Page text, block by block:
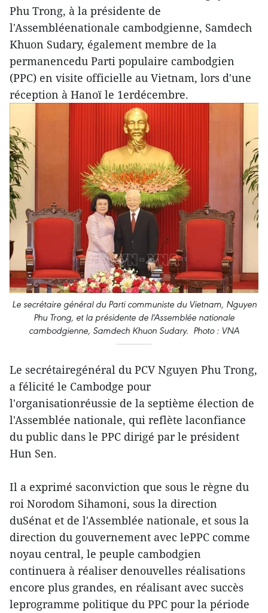
Phu Trong, à la présidente de
l'Assembléenationale cambodgienne, Samdech
Khuon Sudary, également membre de la
permanencedu Parti populaire cambodgien
(PPC) en visite officielle au Vietnam, lors d'une
réception à Hanoï le 1erdécembre.
Le secrétaire général du Parti communiste du Vietnam, Nguyen
Phu Trong, et la présidente de l'Assemblée nationale
cambodgienne, Samdech Khuon Sudary. Photo : VNA
Le secrétairegénéral du PCV Nguyen Phu Trong,
a félicité le Cambodge pour
l'organisationréussie de la septième élection de
l'Assemblée nationale, qui reflète laconfiance
du public dans le PPC dirigé par le président
Hun Sen.
Il a exprimé saconviction que sous le règne du
roi Norodom Sihamoni, sous la direction
duSénat et de l'Assemblée nationale, et sous la
direction du gouvernement avec lePPC comme
noyau central, le peuple cambodgien
continuera à réaliser denouvelles réalisations
encore plus grandes, en réalisant avec succès
leprogramme politique du PPC pour la période